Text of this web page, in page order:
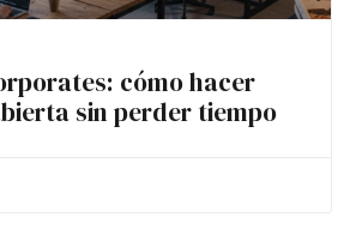
cómo hacer
sin perder tiempo